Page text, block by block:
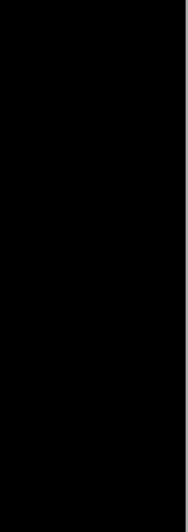
tus opiniones. ¿Qué
Lowe, Brodie Lowe
y críticas
Este es el
Queremos construir
sobre cine y
déjanos conocer tu
la pantalla donde